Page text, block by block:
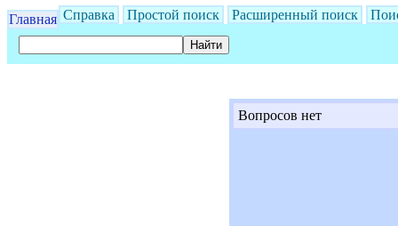
Главная Справка Простой поиск Расширенный поиск
Вопросов нет